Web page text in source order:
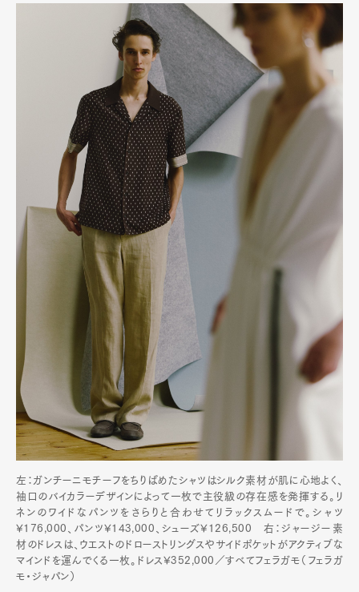
左：ガンチーニモチーフをちりばめたシャツはシルク素材が肌に心地よく、
袖口のバイカラーデザインによって一枚で主役級の存在感を発揮する。リ
ネンのワイドなパンツをさらりと合わせてリラックスムードで。シャツ
¥176,000、パンツ¥143,000、シューズ¥126,500 右：ジャージー素
材のドレスは、ウエストのドローストリングスやサイドポケットがアクティブな
マインドを運んでくる一枚。ドレス¥352,000／すべてフェラガモ（フェラガ
モ・ジャパン）